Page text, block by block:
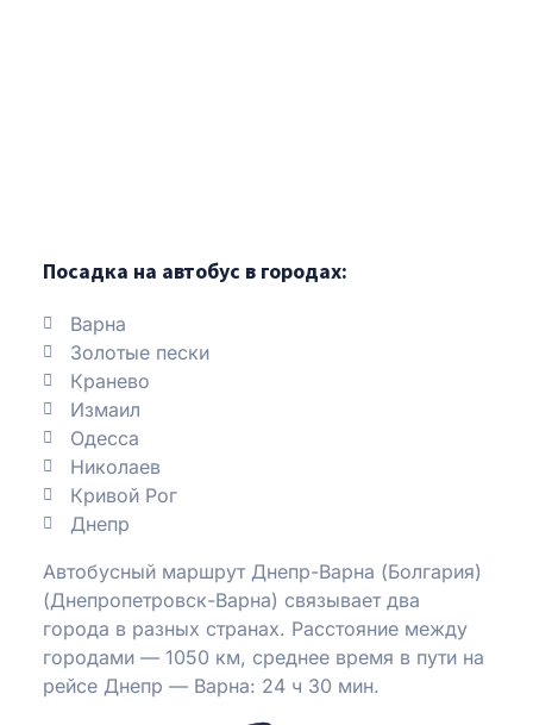
Посадка на автобус в городах:
Варна
Золотые пески
Кранево
Измаил
Одесса
Николаев
Кривой Рог
Днепр
Автобусный маршрут Днепр-Варна (Болгария)
(Днепропетровск-Варна) связывает два
города в разных странах. Расстояние между
городами — 1050 км, среднее время в пути на
рейсе Днепр — Варна: 24 ч 30 мин.